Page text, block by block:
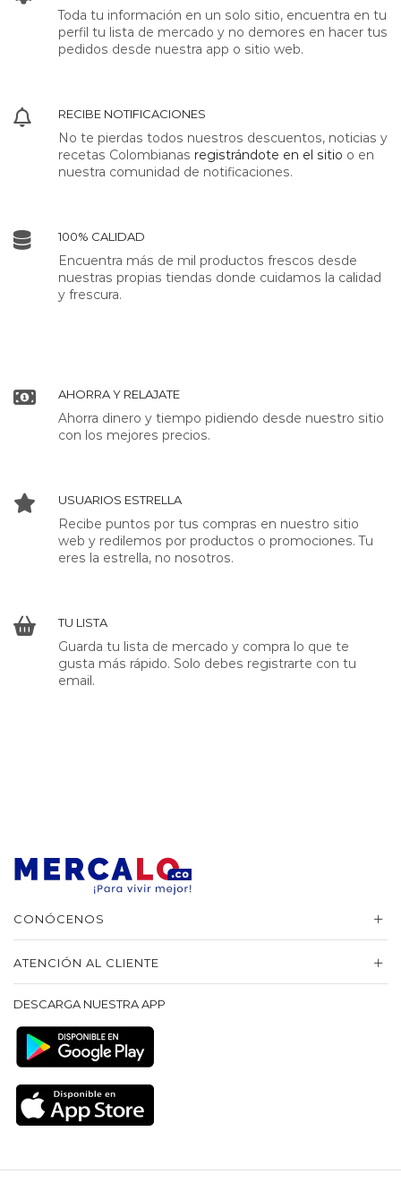
Toda tu información en un solo sitio, encuentra en tu
perfil tu lista de mercado y no demores en hacer tus
pedidos desde nuestra app o sitio web.
RECIBE NOTIFICACIONES
No te pierdas todos nuestros descuentos, noticias y
recetas Colombianas registrándote en el sitio o en
nuestra comunidad de notificaciones.
100% CALIDAD
Encuentra más de mil productos frescos desde
nuestras propias tiendas donde cuidamos la calidad
y frescura.
AHORRA Y RELAJATE
Ahorra dinero y tiempo pidiendo desde nuestro sitio
con los mejores precios.
USUARIOS ESTRELLA
Recibe puntos por tus compras en nuestro sitio
web y redilemos por productos o promociones. Tu
eres la estrella, no nosotros.
TU LISTA
Guarda tu lista de mercado y compra lo que te
gusta más rápido. Solo debes registrarte con tu
email.
CONÓCENOS
ATENCIÓN AL CLIENTE
DESCARGA NUESTRA APP